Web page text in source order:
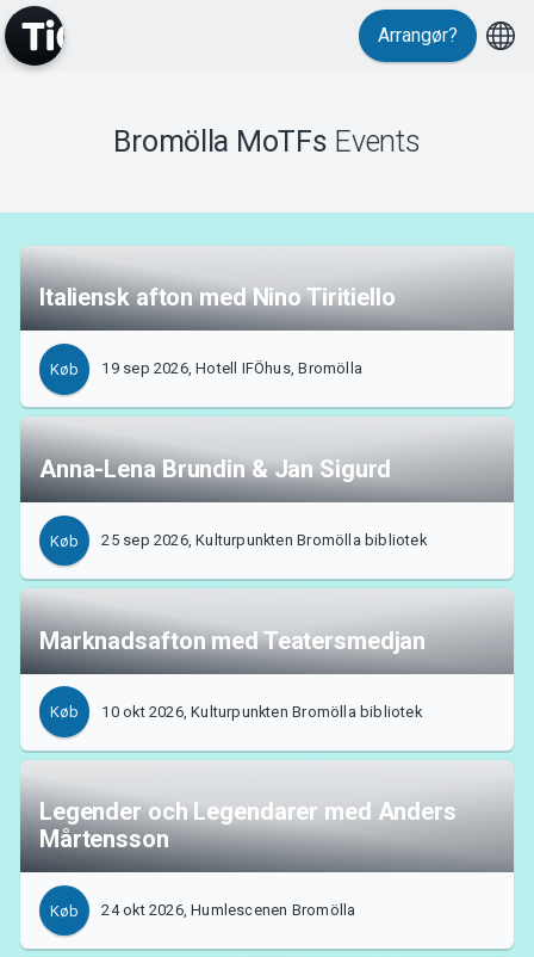
MyTickster
Support
Om Tickster
Arrangør?
Bromölla MoTFs Events
Italiensk afton med Nino Tiritiello
Køb 19 sep 2026, Hotell IFÖhus, Bromölla
Anna-Lena Brundin & Jan Sigurd
Køb 25 sep 2026, Kulturpunkten Bromölla bibliotek
Marknadsafton med Teatersmedjan
Køb 10 okt 2026, Kulturpunkten Bromölla bibliotek
Legender och Legendarer med Anders
Mårtensson
Køb 24 okt 2026, Humlescenen Bromölla